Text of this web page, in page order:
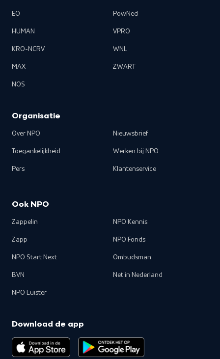
EO
HUMAN
KRO-NCRV
MAX
NOS
PowNed
VPRO
WNL
ZWART
Organisatie
Over NPO
Toegankelijkheid
Pers
Nieuwsbrief
Werken bij NPO
Klantenservice
Ook NPO
Zappelin
Zapp
NPO Start Next
BVN
NPO Luister
NPO Kennis
NPO Fonds
Ombudsman
Net in Nederland
Download de app